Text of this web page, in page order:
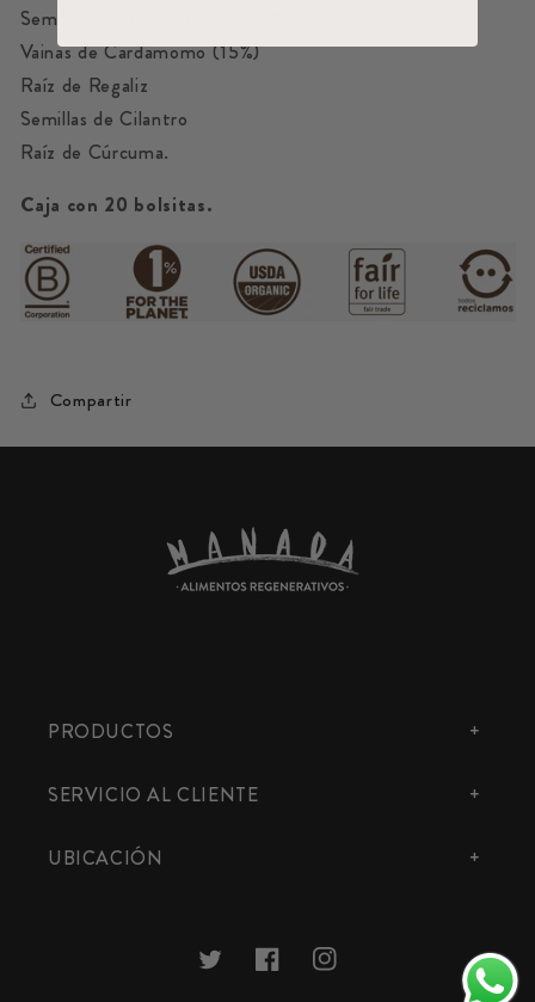
Semillas de hinojo dulce (22,5%)
Vainas de Cardamomo (15%)
Raíz de Regaliz
Semillas de Cilantro
Raíz de Cúrcuma.
Caja con 20 bolsitas.
Compartir
PRODUCTOS
SERVICIO AL CLIENTE
UBICACIÓN
TwitterFacebookInstagram